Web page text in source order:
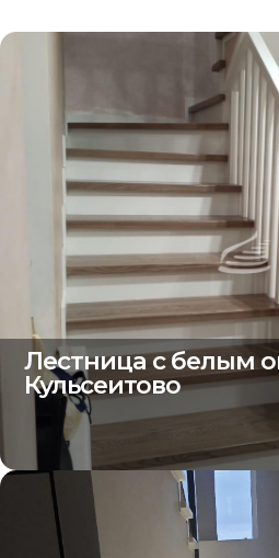
Лестница с белым
Кульсеитово